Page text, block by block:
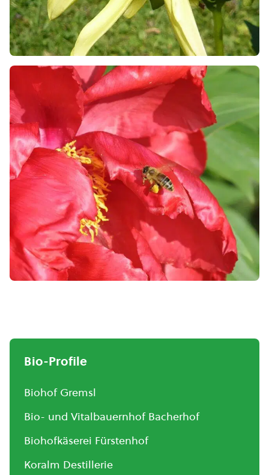
Bio-Profile
Biohof Gremsl
Bio- und Vitalbauernhof Bacherhof
Biohofkäserei Fürstenhof
Koralm Destillerie